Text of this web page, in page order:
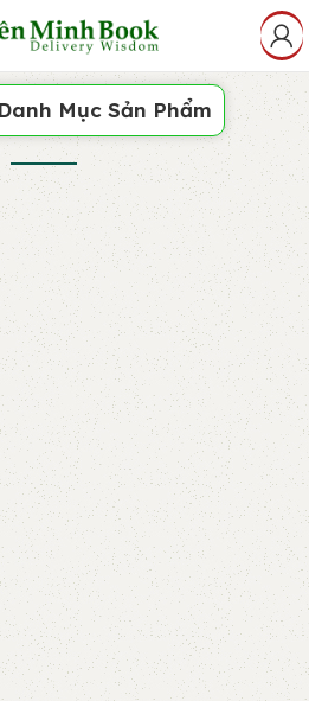
Mục Sản Phẩm